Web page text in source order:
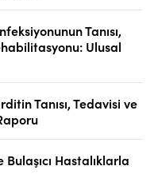
Tanısı,
Ulusal
Tanısı, Tedavisi ve
Bulaşıcı Hastalıklarla